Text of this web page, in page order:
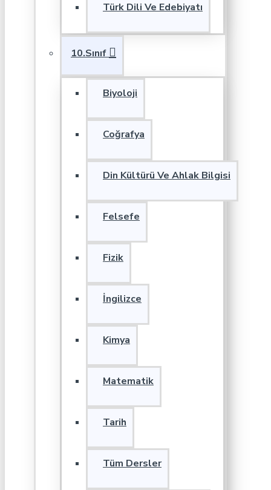
Türk Dili Ve Edebiyatı
10.Sınıf
Biyoloji
Coğrafya
Din Kültürü Ve Ahlak Bilgisi
Felsefe
Fizik
İngilizce
Kimya
Matematik
Tarih
Tüm Dersler